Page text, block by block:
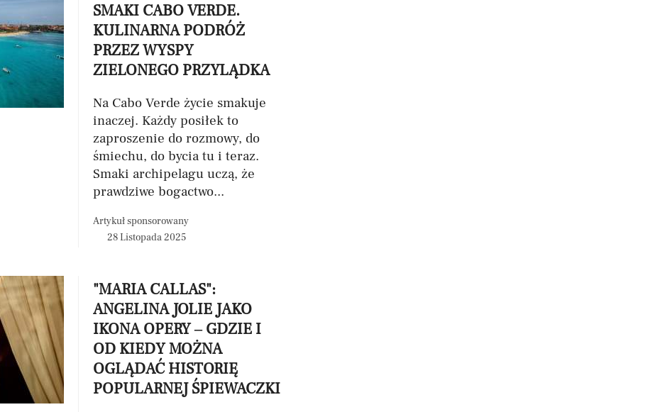
SMAKI CABO VERDE.
KULINARNA PODRÓŻ
PRZEZ WYSPY
ZIELONEGO PRZYLĄDKA
Na Cabo Verde życie smakuje
inaczej. Każdy posiłek to
zaproszenie do rozmowy, do
śmiechu, do bycia tu i teraz.
Smaki archipelagu uczą, że
prawdziwe bogactwo...
Artykuł sponsorowany
28 Listopada 2025
"MARIA CALLAS":
ANGELINA JOLIE JAKO
IKONA OPERY – GDZIE I
OD KIEDY MOŻNA
OGLĄDAĆ HISTORIĘ
POPULARNEJ ŚPIEWACZKI